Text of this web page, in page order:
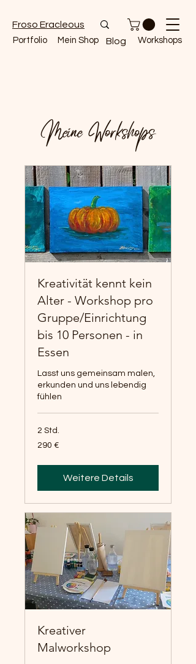
Froso Eracleous
Portfolio Mein Shop Blog Workshops
Meine Workshops
Kreativität kennt kein
Alter - Workshop pro
Gruppe/Einrichtung
bis 10 Personen - in
Essen
Lasst uns gemeinsam malen,
erkunden und uns lebendig
fühlen
2 Std.
290
Euro
290 €
Weitere Details
Kreativer
Malworkshop